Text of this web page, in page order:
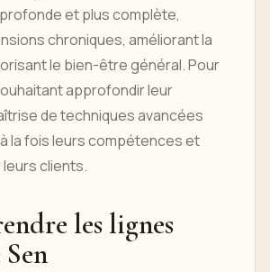
et plus complète,
chroniques, améliorant la
le bien-être général. Pour
approfondir leur
de techniques avancées
la fois leurs compétences et
leurs clients.
les lignes